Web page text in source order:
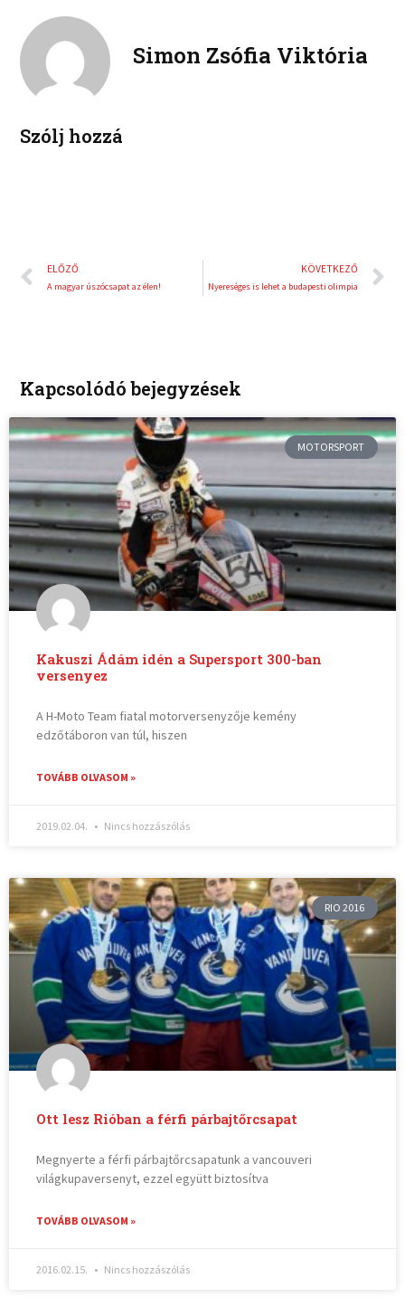
o
k
n
r
Simon Zsófia Viktória
Szólj hozzá
Előző
ELŐZŐ
A magyar úszócsapat az élen!
KÖVETKEZŐ
Nyereséges is lehet a budapesti olimpia
Kapcsolódó bejegyzések
MOTORSPORT
Kakuszi Ádám idén a Supersport 300-ban
versenyez
A H-Moto Team fiatal motorversenyzője kemény
edzőtáboron van túl, hiszen
TOVÁBB OLVASOM »
2019.02.04. Nincs hozzászólás
RIO 2016
Ott lesz Rióban a férfi párbajtőrcsapat
Megnyerte a férfi párbajtőrcsapatunk a vancouveri
világkupaversenyt, ezzel együtt biztosítva
TOVÁBB OLVASOM »
2016.02.15. Nincs hozzászólás